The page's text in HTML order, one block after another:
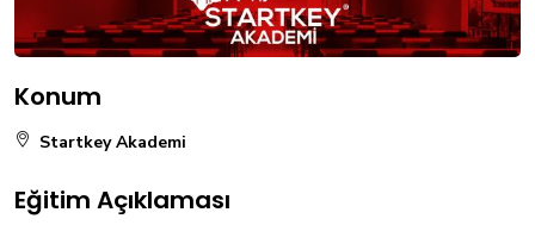
Konum
Startkey Akademi
Eğitim Açıklaması